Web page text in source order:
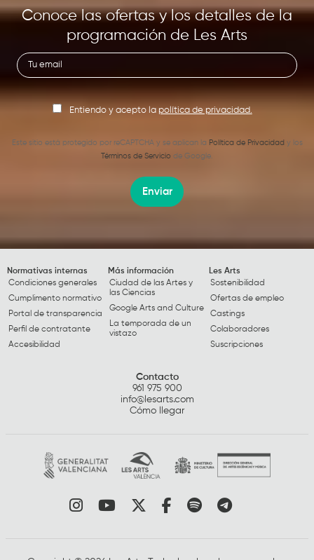
Conoce las ofertas y los detalles de la
programación de Les Arts
Entiendo y acepto la política de privacidad.
Este sitio está protegido por reCAPTCHA y se aplican la Política de Privacidad y los
Términos de Servicio de Google.
Enviar
Normativas internas
Condiciones generales
Cumplimento normativo
Portal de transparencia
Perfil de contratante
Accesibilidad
Más información
Ciudad de las Artes y
las Ciencias
Google Arts and Culture
La temporada de un
vistazo
Les Arts
Sostenibilidad
Ofertas de empleo
Castings
Colaboradores
Suscripciones
Contacto
961 975 900
info@lesarts.com
Cómo llegar
Link a instagram
Link a youtube
Link a twitter
Link a facebook
Link a spotify
Link a